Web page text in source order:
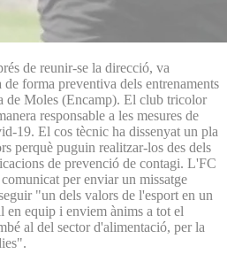
de reunir-se la direcció, va
forma preventiva dels entrenaments
de Moles (Encamp). El club tricolor
responsable a les mesures de
19. El cos tècnic ha dissenyat un pla
perquè puguin realitzar-los des dels
de prevenció de contagi. L'FC
per enviar un missatge
"un dels valors de l'esport en un
en equip i enviem ànims a tot el
al del sector d'alimentació, per la